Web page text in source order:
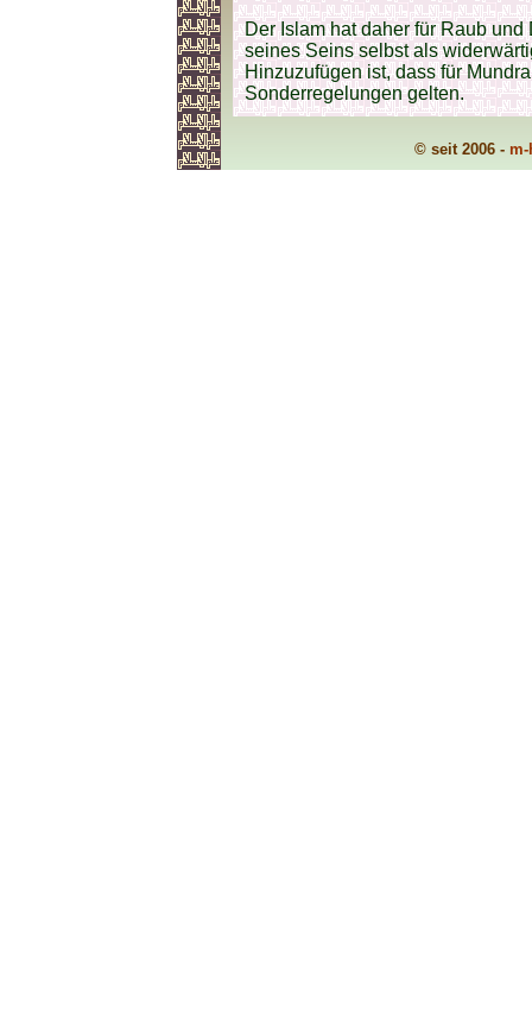
Der Islam hat daher für Raub
seines Seins selbst als
Hinzuzufügen ist, dass für
Sonderregelungen gelten.
© seit 2006 - m-